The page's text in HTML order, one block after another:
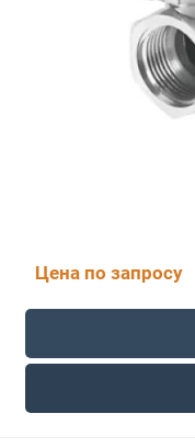
Цена по запросу